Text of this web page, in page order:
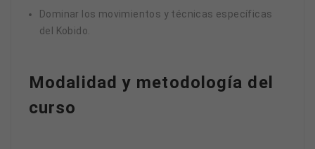
Dominar los movimientos y técnicas específicas
del Kobido.
Modalidad y metodología del
curso